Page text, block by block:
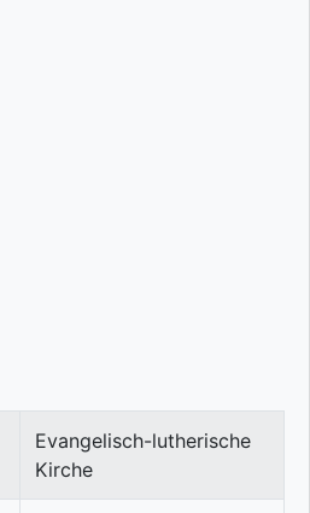
Evangelisch-lutherische
Kirche